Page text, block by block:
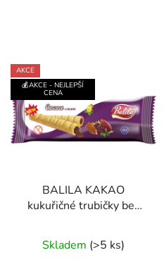
AKCE
💰AKCE - NEJLEPŠÍ
CENA
BALILA KAKAO
kukuřičné trubičky bez
hodnocení
Skladem (>5 ks)